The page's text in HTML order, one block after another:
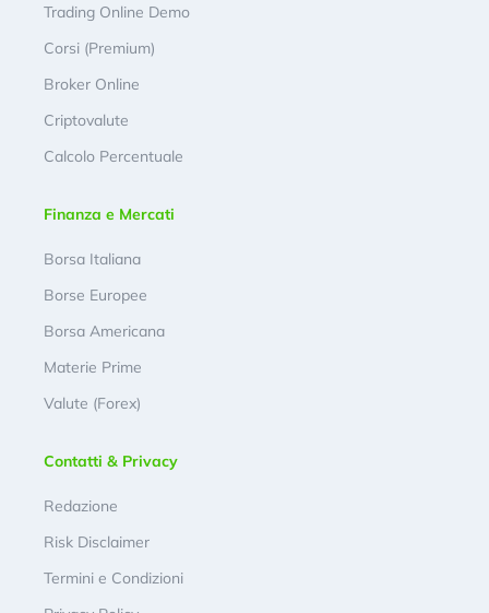
Trading Online Demo
Corsi (Premium)
Broker Online
Criptovalute
Calcolo Percentuale
Finanza e Mercati
Borsa Italiana
Borse Europee
Borsa Americana
Materie Prime
Valute (Forex)
Contatti & Privacy
Redazione
Risk Disclaimer
Termini e Condizioni